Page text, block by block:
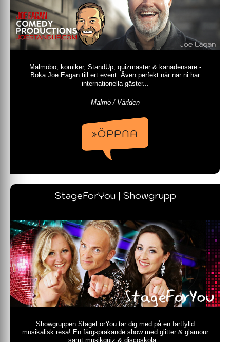
Malmöbo, komiker, StandUp, quizmaster & kanadensare -
Boka Joe Eagan till ert event. Även perfekt när när ni har
internationella gäster...
Malmö / Världen
»ÖPPNA
StageForYou | Showgrupp
Showgruppen StageForYou tar dig med på en fartfylld
musikalisk resa! En färgsprakande show med glitter & glamour
samt musikquiz & discoskola...